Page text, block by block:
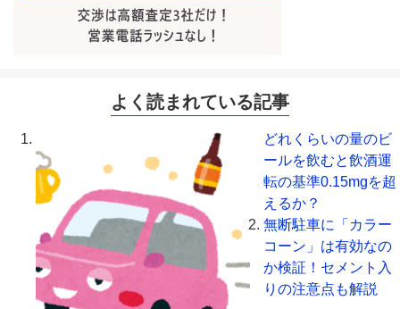
よく読まれている記事
どれくらいの量のビ
ールを飲むと飲酒運
転の基準0.15mgを超
えるか？
無断駐車に「カラー
コーン」は有効なの
か検証！セメント入
りの注意点も解説